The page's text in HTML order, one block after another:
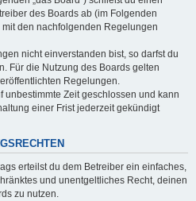
des Boards ab (im Folgenden
mit den nachfolgenden Regelungen
nicht einverstanden bist, so darfst du
Für die Nutzung des Boards gelten
Regelungen.
unbestimmte Zeit geschlossen und kann
einer Frist jederzeit gekündigt
erteilst du dem Betreiber ein einfaches,
und unentgeltliches Recht, deinen
zu nutzen.